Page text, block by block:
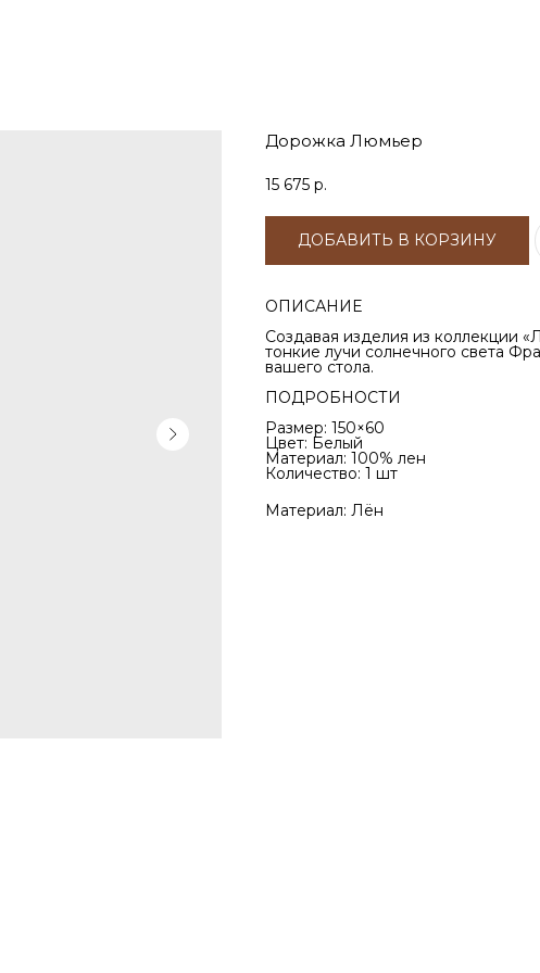
Дорожка Люмьер
15 675 р.
ДОБАВИТЬ В КОРЗИНУ
ОПИСАНИЕ
Создавая изделия из коллекции
тонкие лучи солнечного света
вашего стола.
ПОДРОБНОСТИ
Размер: 150×60
Цвет: Белый
Материал: 100% лен
Количество: 1 шт
Материал: Лён